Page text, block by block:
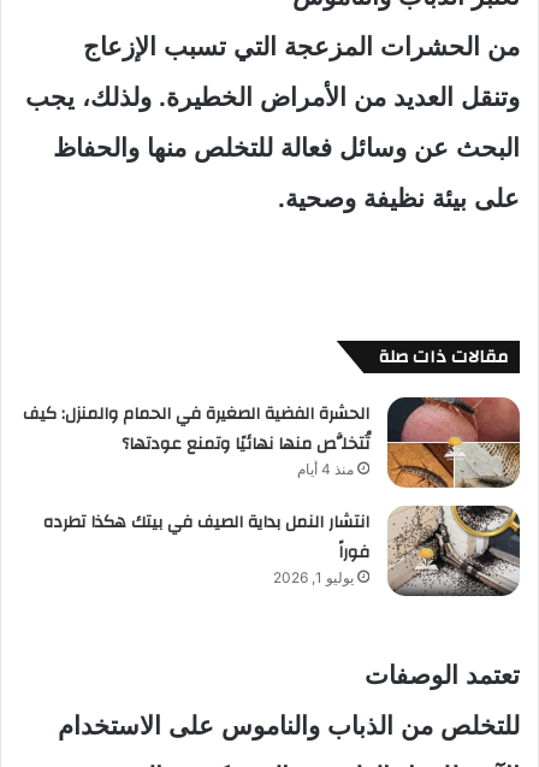
من الحشرات المزعجة التي تسبب الإزعاج
وتنقل العديد من الأمراض الخطيرة. ولذلك، يجب
البحث عن وسائل فعالة للتخلص منها والحفاظ
على بيئة نظيفة وصحية.
مقالات ذات صلة
الحشرة الفضية الصغيرة في الحمام والمنزل: كيف
تُتخلَّص منها نهائيًا وتمنع عودتها؟
منذ 4 أيام
انتشار النمل بداية الصيف في بيتك هكذا تطرده
فوراً
يوليو 1, 2026
تعتمد الوصفات
للتخلص من الذباب والناموس على الاستخدام